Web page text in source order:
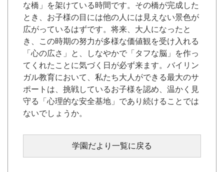
な橋」を架けている時間です。その橋が完成した
とき、お子様の目には他の人には見えない景色が
広がっているはずです。将来、大人になったと
き、この時期の努力が多様な価値観を受け入れる
「心の広さ」と、しなやかで「タフな脳」を作っ
てくれたことに気づく日が必ず来ます。バイリン
ガル教育において、私たち大人ができる最大のサ
ポートは、挑戦しているお子様を認め、温かく見
守る「心理的な安全基地」であり続けることでは
ないでしょうか。
学園だより一覧に戻る